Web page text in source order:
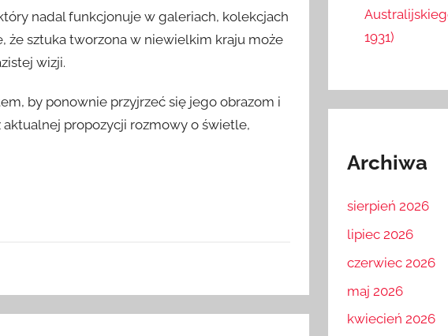
nadal funkcjonuje w galeriach, kolekcjach
że sztuka tworzona w niewielkim kraju może
wizji.
by ponownie przyjrzeć się jego obrazom i
propozycji rozmowy o świetle,
1931)
Archiwa
sierpień 2026
lipiec 2026
czerwiec 2026
maj 2026
kwiecień 2026